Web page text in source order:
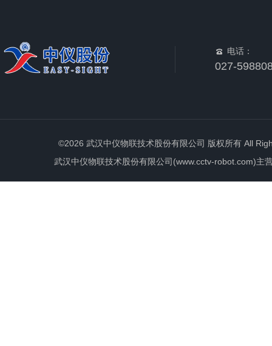
电话：
027-
©2026 武汉中仪物联技术股份有限公司 版权所有 All
武汉中仪物联技术股份有限公司(www.cctv-robot.com)主